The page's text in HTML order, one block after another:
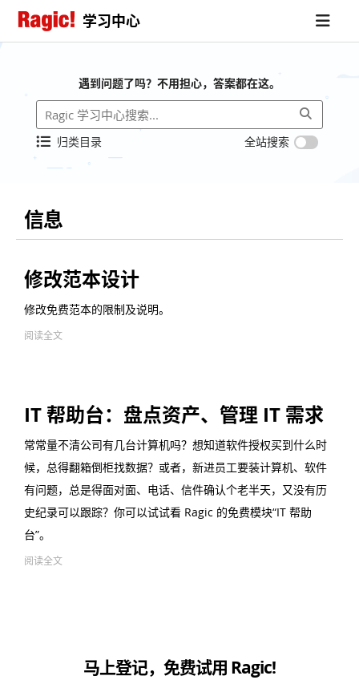
学习中心
遇到问题了吗？不用担心，答案都在这。
归类目录 全站搜索
信息
修改范本设计
修改免费范本的限制及说明。
阅读全文
IT 帮助台：盘点资产、管理 IT 需求
常常量不清公司有几台计算机吗？想知道软件授权买到什么时
候，总得翻箱倒柜找数据？或者，新进员工要装计算机、软件
有问题，总是得面对面、电话、信件确认个老半天，又没有历
史纪录可以跟踪？你可以试试看 Ragic 的免费模块“IT 帮助
台”。
阅读全文
马上登记，免费试用 Ragic!